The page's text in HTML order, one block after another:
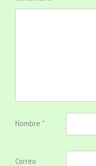
Nombre *
Correo